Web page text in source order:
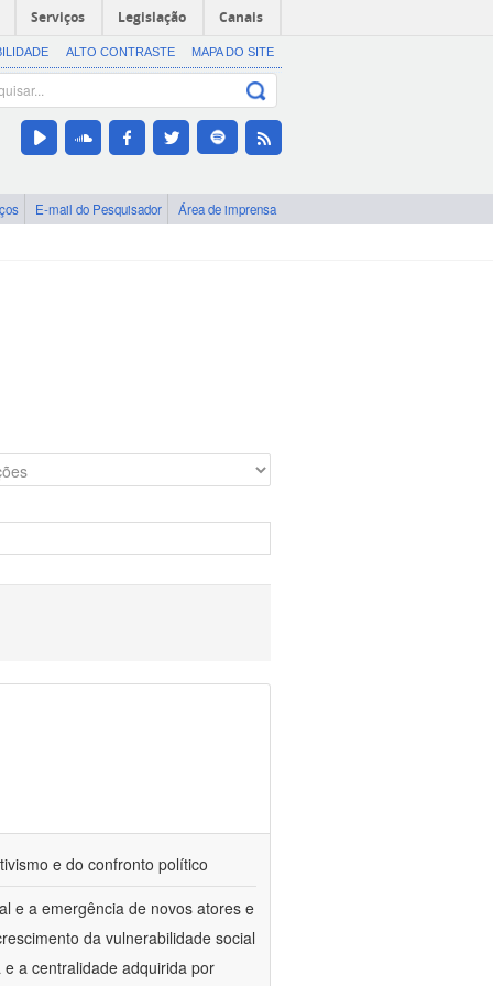
Serviços Legislação Canais
ALTO CONTRASTE MAPA DO SITE
E-mail do Pesquisador Área de imprensa
e do confronto político
e a emergência de novos atores e
da vulnerabilidade social
a centralidade adquirida por